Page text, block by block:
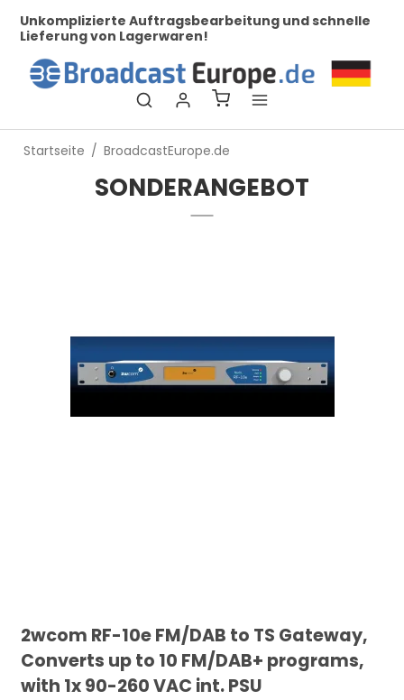
Unkomplizierte Auftragsbearbeitung und schnelle
Lieferung von Lagerwaren!
Startseite / BroadcastEurope.de
SONDERANGEBOT
2wcom RF-10e FM/DAB to TS Gateway,
Converts up to 10 FM/DAB+ programs,
with 1x 90-260 VAC int. PSU